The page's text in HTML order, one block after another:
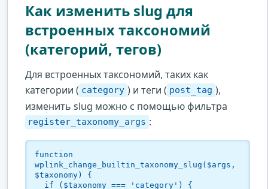
Как изменить slug для
встроенных таксономий
(категорий, тегов)
Для встроенных таксономий, таких как
категории ( category ) и теги ( post_tag ),
изменить slug можно с помощью фильтра
register_taxonomy_args :
function
wplink_change_builtin_taxonomy_slug($args,
$taxonomy) {